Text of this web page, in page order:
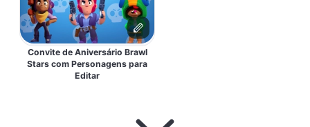
Convite de Aniversário Brawl
Stars com Personagens para
Editar